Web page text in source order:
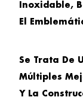
Inoxidable,
El
Se Trata De
Múltiples
Y La